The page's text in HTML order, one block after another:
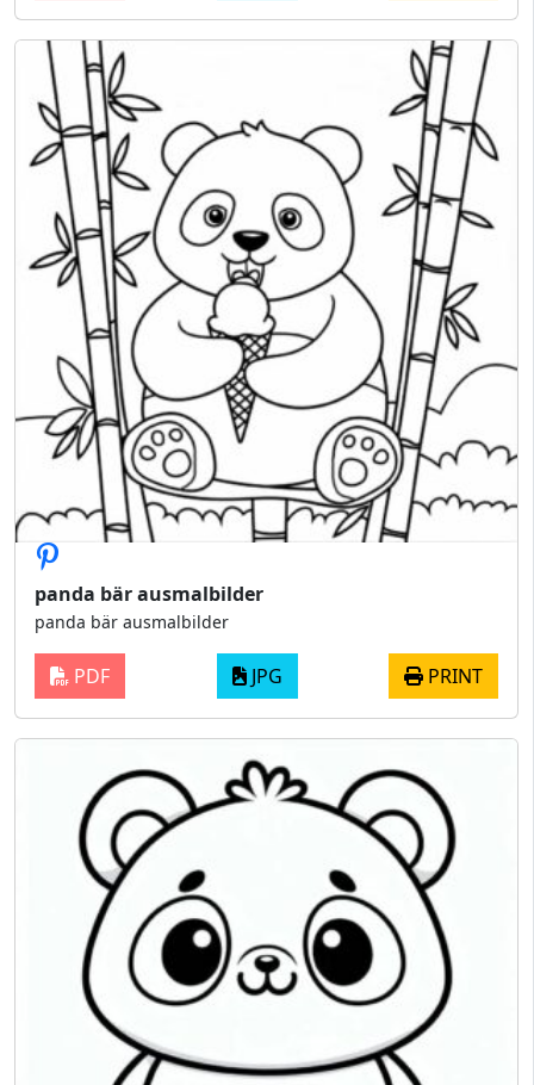
panda bär ausmalbilder
panda bär ausmalbilder
PDF JPG PRINT